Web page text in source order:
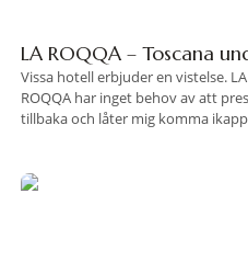
LA ROQQA – Toscana
Vissa hotell erbjuder en vistelse.
ROQQA har inget behov av att
tillbaka och låter mig komma